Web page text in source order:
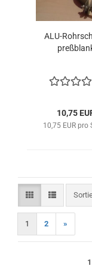
ALU-
10,75
10,75 EUR pro
1 2 »
1